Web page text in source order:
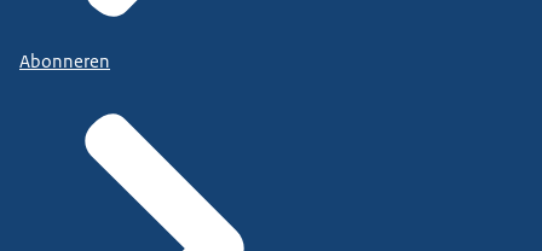
Abonneren